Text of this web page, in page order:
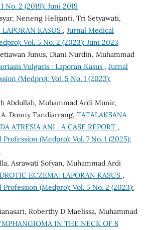
No. 2 (2019): Juni 2019
Neneng Helijanti, Tri Setyawati,
KASUS , Jurnal Medical
Vol. 5 No. 2 (2023): Juni 2023
Junus, Diani Nurdin, Muhammad
Vulgaris : Laporan Kasus , Jurnal
(Medpro): Vol. 5 No. 1 (2023):
Abdullah, Muhammad Ardi Munir,
Donny Tandiarrang, TATALAKSANA
ATRESIA ANI : A CASE REPORT ,
(Medpro): Vol. 7 No. 1 (2025):
Asrawati Sofyan, Muhammad Ardi
ECZEMA: LAPORAN KASUS ,
(Medpro): Vol. 5 No. 2 (2023):
Roberthy D Maelissa, Muhammad
IN THE NECK OF 8